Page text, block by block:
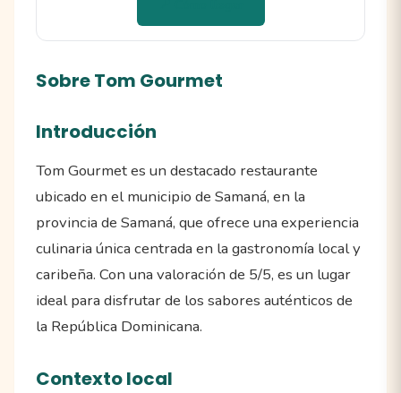
Sobre Tom Gourmet
Introducción
Tom Gourmet es un destacado restaurante
ubicado en el municipio de Samaná, en la
provincia de Samaná, que ofrece una experiencia
culinaria única centrada en la gastronomía local y
caribeña. Con una valoración de 5/5, es un lugar
ideal para disfrutar de los sabores auténticos de
la República Dominicana.
Contexto local